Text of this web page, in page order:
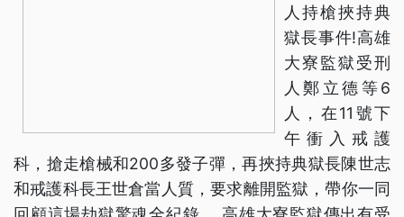
人持槍挾持典
獄長事件!高雄
大寮監獄受刑
人鄭立德等6
人，在11號下
午衝入戒護
科，搶走槍械和200多發子彈，再挾持典獄長陳世志
和戒護科長王世倉當人質，要求離開監獄，帶你一同